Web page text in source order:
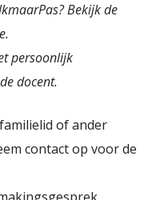
Bekijk de
persoonlijk
docent.
of ander
contact op voor de